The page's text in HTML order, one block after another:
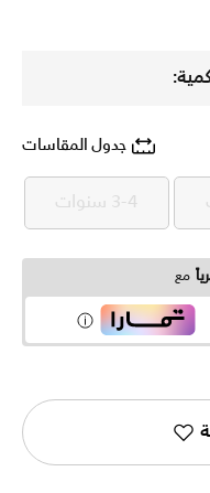
جدول المقاسات
3-4 سنوات 3-4 سنوات
مع